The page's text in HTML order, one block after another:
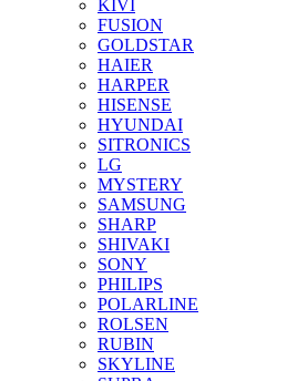
KIVI
FUSION
GOLDSTAR
HAIER
HARPER
HISENSE
HYUNDAI
SITRONICS
LG
MYSTERY
SAMSUNG
SHARP
SHIVAKI
SONY
PHILIPS
POLARLINE
ROLSEN
RUBIN
SKYLINE